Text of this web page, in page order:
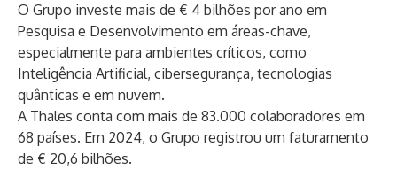
O Grupo investe mais de € 4 bilhões por ano em
Pesquisa e Desenvolvimento em áreas-chave,
especialmente para ambientes críticos, como
Inteligência Artificial, cibersegurança, tecnologias
quânticas e em nuvem.
A Thales conta com mais de 83.000 colaboradores em
68 países. Em 2024, o Grupo registrou um faturamento
de € 20,6 bilhões.